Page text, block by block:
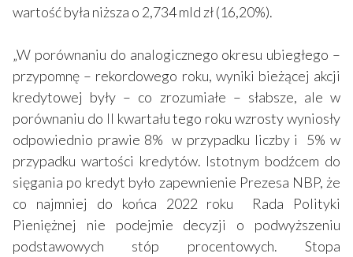
wartość była niższa o 2,734 mld zł (16,20%).
„W porównaniu do analogicznego okresu ubiegłego –
przypomnę – rekordowego roku, wyniki bieżącej akcji
kredytowej były – co zrozumiałe – słabsze, ale w
porównaniu do II kwartału tego roku wzrosty wyniosły
odpowiednio prawie 8% w przypadku liczby i 5% w
przypadku wartości kredytów. Istotnym bodźcem do
sięgania po kredyt było zapewnienie Prezesa NBP, że
co najmniej do końca 2022 roku Rada Polityki
Pieniężnej nie podejmie decyzji o podwyższeniu
podstawowych stóp procentowych. Stopa